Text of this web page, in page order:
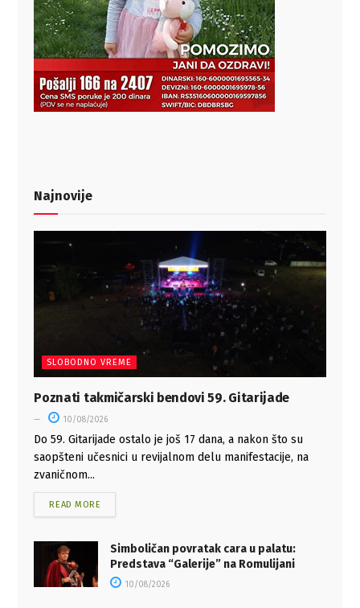
Najnovije
SLOBODNO VREME
Poznati takmičarski bendovi 59. Gitarijade
10/08/2026
Do 59. Gitarijade ostalo je još 17 dana, a nakon što su
saopšteni učesnici u revijalnom delu manifestacije, na
zvaničnom...
READ MORE
Simboličan povratak cara u palatu:
Predstava “Galerije” na Romulijani
10/08/2026